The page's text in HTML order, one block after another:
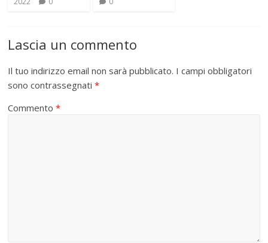
Lascia un commento
Il tuo indirizzo email non sarà pubblicato. I campi obbligatori
sono contrassegnati*
Commento*